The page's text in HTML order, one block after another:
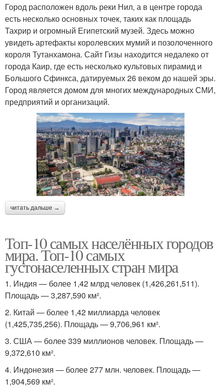
Город расположен вдоль реки Нил, а в центре города
есть несколько основных точек, таких как площадь
Тахрир и огромный Египетский музей. Здесь можно
увидеть артефакты королевских мумий и позолоченного
короля Тутанхамона. Сайт Гизы находится недалеко от
города Каир, где есть несколько культовых пирамид и
Большого Сфинкса, датируемых 26 веком до нашей эры.
Город является домом для многих международных СМИ,
предприятий и организаций.
читать дальше →
Топ-10 самых населённых городов
мира. Топ-10 самых
густонаселенных стран мира
1. Индия — более 1,42 млрд человек (1,426,261,511).
Площадь — 3,287,590 км².
2. Китай — более 1,42 миллиарда человек
(1,425,735,256). Площадь — 9,706,961 км².
3. США — более 339 миллионов человек. Площадь —
9,372,610 км².
4. Индонезия — более 277 млн. человек. Площадь —
1,904,569 км².